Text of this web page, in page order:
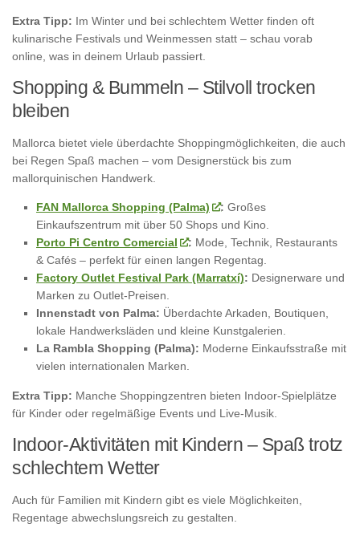
Extra Tipp: Im Winter und bei schlechtem Wetter finden oft
kulinarische Festivals und Weinmessen statt – schau vorab
online, was in deinem Urlaub passiert.
Shopping & Bummeln – Stilvoll trocken
bleiben
Mallorca bietet viele überdachte Shoppingmöglichkeiten, die auch
bei Regen Spaß machen – vom Designerstück bis zum
mallorquinischen Handwerk.
FAN Mallorca Shopping (Palma) : Großes
Einkaufszentrum mit über 50 Shops und Kino.
Porto Pi Centro Comercial
: Mode, Technik, Restaurants
& Cafés – perfekt für einen langen Regentag.
Factory Outlet Festival Park (Marratxí): Designerware und
Marken zu Outlet-Preisen.
Innenstadt von Palma: Überdachte Arkaden, Boutiquen,
lokale Handwerksläden und kleine Kunstgalerien.
La Rambla Shopping (Palma): Moderne Einkaufsstraße mit
vielen internationalen Marken.
Extra Tipp: Manche Shoppingzentren bieten Indoor-Spielplätze
für Kinder oder regelmäßige Events und Live-Musik.
Indoor-Aktivitäten mit Kindern – Spaß trotz
schlechtem Wetter
Auch für Familien mit Kindern gibt es viele Möglichkeiten,
Regentage abwechslungsreich zu gestalten.